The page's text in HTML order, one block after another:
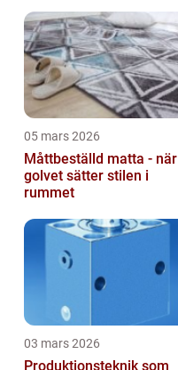
05 mars 2026
Måttbeställd matta - när
golvet sätter stilen i
rummet
03 mars 2026
Produktionsteknik som